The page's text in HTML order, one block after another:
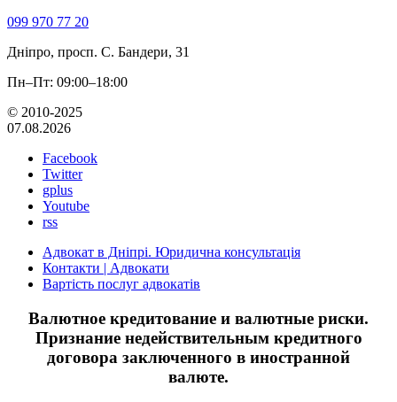
099 970 77 20
Дніпро, просп. С. Бандери, 31
Пн–Пт: 09:00–18:00
© 2010-2025
07.08.2026
Facebook
Twitter
gplus
Youtube
rss
Адвокат в Дніпрі. Юридична консультація
Контакти | Адвокати
Вартість послуг адвокатів
Валютное кредитование и валютные риски.
Признание недействительным кредитного
договора заключенного в иностранной
валюте.